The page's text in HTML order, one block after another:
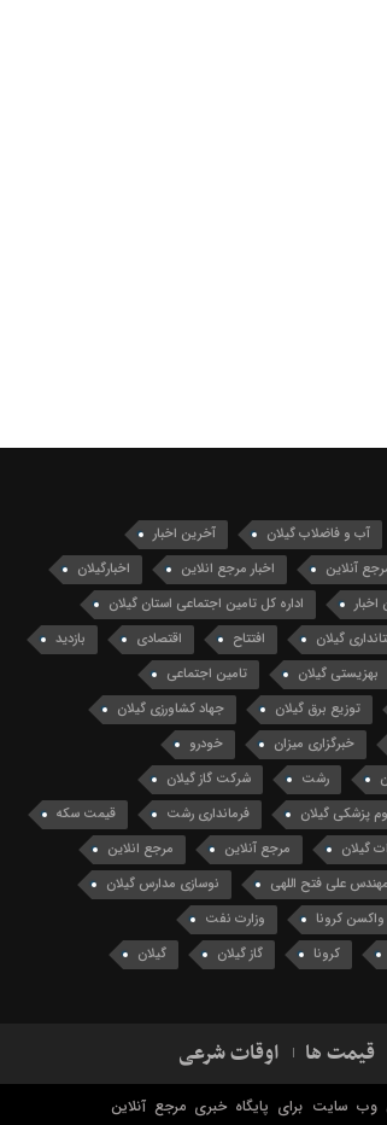
آب و فاضلاب گیلان
آخرین اخبار
آنلاین اخبار مرجع انلاین
اخبارگیلان
اداره کل تامین اجتماعی استان گیلان
گیلان افتتاح اقتصادی
بازدید
بهزیستی گیلان
تامین اجتماعی
توزیع برق گیلان
جهاد کشاورزی گیلان
خبرگزاری میزان
خودرو
رشت
شرکت گاز گیلان
پزشکی گیلان فرمانداری رشت
قیمت سکه
گیلان مرجع آنلاین
مرجع انلاین
مهندس علی فتح اللهی
نوسازی مدارس گیلان
واکسن کرونا
وزارت نفت
کرونا گاز گیلان گیلان
قیمت ها اوقات شرعی
وب سایت برای پایگاه خبری مرجع آنلاین